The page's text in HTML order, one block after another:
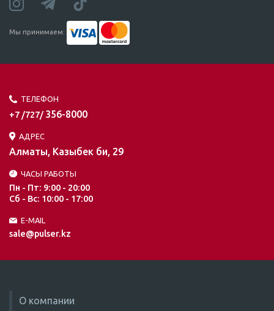
Мы принимаем:
ТЕЛЕФОН
+7 /727/ 356-8000
АДРЕС
Алматы, Казыбек би, 29
ЧАСЫ РАБОТЫ
Пн - Пт: 9:00 - 20:00
Сб - Вс: 10:00 - 17:00
E-MAIL
sale@pulser.kz
О компании